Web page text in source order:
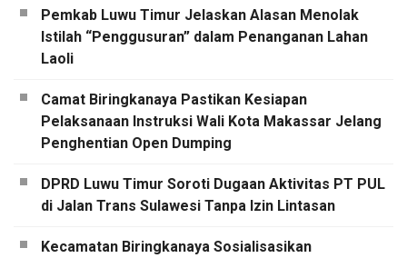
Pemkab Luwu Timur Jelaskan Alasan Menolak
Istilah “Penggusuran” dalam Penanganan Lahan
Laoli
Camat Biringkanaya Pastikan Kesiapan
Pelaksanaan Instruksi Wali Kota Makassar Jelang
Penghentian Open Dumping
DPRD Luwu Timur Soroti Dugaan Aktivitas PT PUL
di Jalan Trans Sulawesi Tanpa Izin Lintasan
Kecamatan Biringkanaya Sosialisasikan